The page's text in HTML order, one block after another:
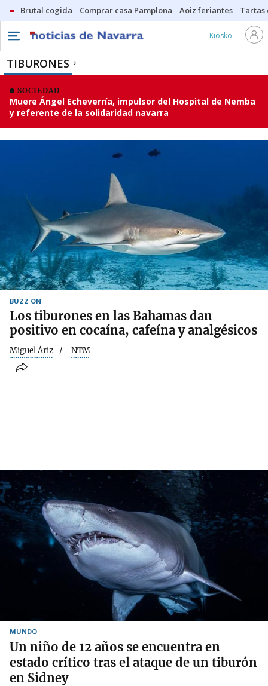
Brutal cogida Comprar casa Pamplona Aoiz feriantes Tartas
Kiosko
TIBURONES
SOCIEDAD
Muere Ángel Echeverría, impulsor del Hospital de Nemba
y referente de la solidaridad navarra
BUZZ ON
Los tiburones en las Bahamas dan
positivo en cocaína, cafeína y analgésicos
Miguel Áriz NTM
MUNDO
Un niño de 12 años se encuentra en
estado crítico tras el ataque de un tiburón
en Sidney